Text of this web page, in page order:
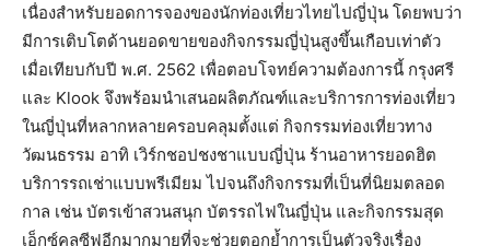
เนื่องสำหรับยอดการจองของนักท่องเที่ยวไทยไปญี่ปุ่น โดยพบว่า
มีการเติบโตด้านยอดขายของกิจกรรมญี่ปุ่นสูงขึ้นเกือบเท่าตัว
เมื่อเทียบกับปี พ.ศ. 2562 เพื่อตอบโจทย์ความต้องการนี้ กรุงศรี
และ Klook จึงพร้อมนำเสนอผลิตภัณฑ์และบริการการท่องเที่ยว
ในญี่ปุ่นที่หลากหลายครอบคลุมตั้งแต่ กิจกรรมท่องเที่ยวทาง
วัฒนธรรม อาทิ เวิร์กชอปชงชาแบบญี่ปุ่น ร้านอาหารยอดฮิต
บริการรถเช่าแบบพรีเมียม ไปจนถึงกิจกรรมที่เป็นที่นิยมตลอด
กาล เช่น บัตรเข้าสวนสนุก บัตรรถไฟในญี่ปุ่น และกิจกรรมสุด
เอ็กซ์คลูซีฟอีกมากมายที่จะช่วยตอกย้ำการเป็นตัวจริงเรื่อง